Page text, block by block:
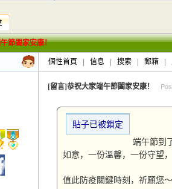
節闔家安康！
個性首頁 信息 搜索 郵箱
[留言]恭祝大家端午節闔家安康！
貼子已被鎖定
端午節到
如意，一份溫馨，一份守望
值此防疫關鍵時刻，祈願您